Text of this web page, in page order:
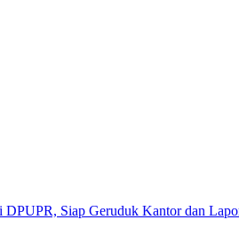
Siap Geruduk Kantor dan